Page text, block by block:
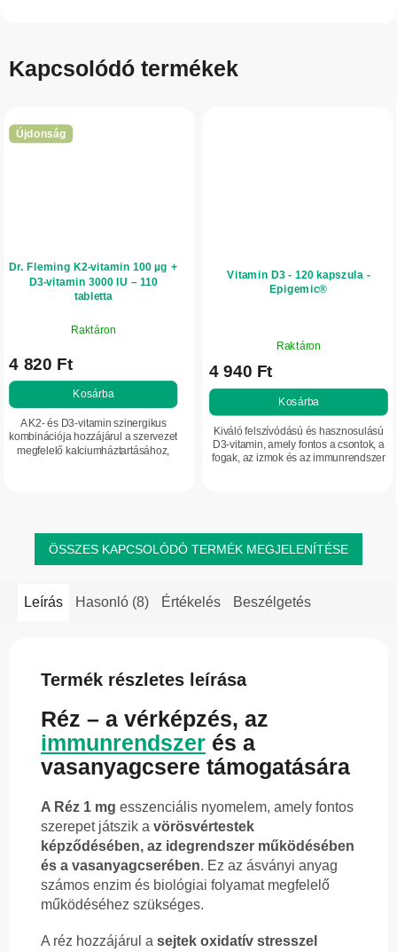
Kapcsolódó termékek
Újdonság
Dr. Fleming K2-vitamin 100 µg +
D3-vitamin 3000 IU – 110
tabletta
Raktáron
4 820 Ft
Kosárba
A K2- és D3-vitamin szinergikus
kombinációja hozzájárul a szervezet
megfelelő kalciumháztartásához,
Vitamin D3 - 120 kapszula -
Epigemic®
átlagos
értékelése
5-
ből
5,0
csillag.
Raktáron
4 940 Ft
Kosárba
Kiváló felszívódású és hasznosulású
D3-vitamin, amely fontos a csontok, a
fogak, az izmok és az immunrendszer
ÖSSZES KAPCSOLÓDÓ TERMÉK MEGJELENÍTÉSE
Leírás Hasonló (8) Értékelés Beszélgetés
Termék részletes leírása
Réz – a vérképzés, az
immunrendszer és a
vasanyagcsere támogatására
A Réz 1 mg esszenciális nyomelem, amely fontos
szerepet játszik a vörösvértestek
képződésében, az idegrendszer működésében
és a vasanyagcserében. Ez az ásványi anyag
számos enzim és biológiai folyamat megfelelő
működéséhez szükséges.
A réz hozzájárul a sejtek oxidatív stresszel